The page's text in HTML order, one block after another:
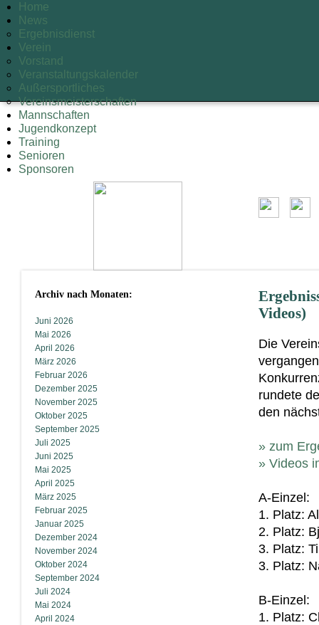
Home
News
Ergebnisdienst
Verein
Vorstand
Veranstaltungskalender
Außersportliches
Vereinsmeisterschaften
Mannschaften
Jugendkonzept
Training
Senioren
Sponsoren
Archiv nach Monaten:
Juni 2026
Mai 2026
April 2026
März 2026
Februar 2026
Dezember 2025
November 2025
Oktober 2025
September 2025
Juli 2025
Juni 2025
Mai 2025
April 2025
März 2025
Februar 2025
Januar 2025
Dezember 2024
November 2024
Oktober 2024
September 2024
Juli 2024
Mai 2024
April 2024
Videos)
Die
rundete
den
» zum
» Videos
A-Einzel:
1. Platz:
2. Platz:
3. Platz:
3. Platz:
B-Einzel:
1. Platz: